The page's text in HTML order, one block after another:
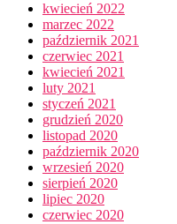
kwiecień 2022
marzec 2022
październik 2021
czerwiec 2021
kwiecień 2021
luty 2021
styczeń 2021
grudzień 2020
listopad 2020
październik 2020
wrzesień 2020
sierpień 2020
lipiec 2020
czerwiec 2020